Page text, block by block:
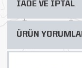
İADE VE İPTAL
ÜRÜN